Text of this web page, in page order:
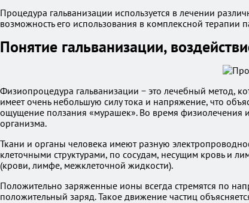
Процедура гальванизации используется в лечении
возможность его использования в комплексной терапии
Понятие гальванизации,
Физиопроцедура гальванизации − это лечебный метод,
имеет очень небольшую силу тока и напряжение, что
ощущение ползания «мурашек». Во время физиолечения
организма.
Ткани и органы человека имеют разную
клеточными структурами, по сосудам, несущим кровь и
(крови, лимфе, межклеточной жидкости).
Положительно заряженные ионы всегда стремятся по
положительный заряд. Такое движение частиц